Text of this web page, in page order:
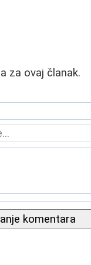
za ovaj članak.
komentara